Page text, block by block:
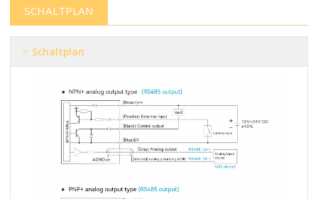
SCHALTPLAN
Schaltplan